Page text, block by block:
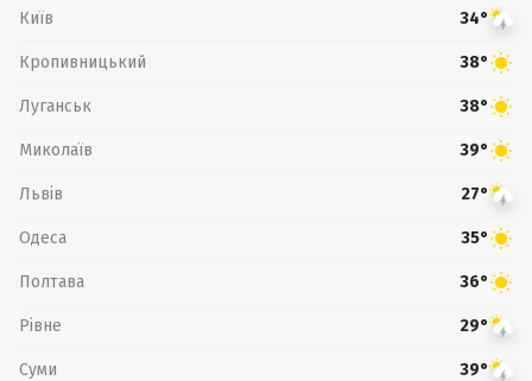
Київ 34°
Кропивницький 38°
Луганськ 38°
Миколаїв 39°
Львів 27°
Одеса 35°
Полтава 36°
Рівне 29°
Суми 39°